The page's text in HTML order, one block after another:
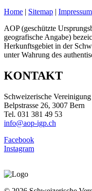
Home | Sitemap | Impressum
AOP (geschützte
geografische Angabe)
Herkunftsgebiet in der
unter Wahrung des
KONTAKT
Schweizerische
Belpstrasse 26, 3007 Bern
Tel. 031 381 49 53
info@aop-igp.ch
Facebook
Instagram